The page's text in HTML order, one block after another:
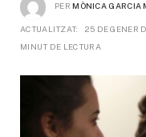
PER MÒNICA GARCIA
ACTUALITZAT: 25 DE GENER
MINUT DE LECTURA